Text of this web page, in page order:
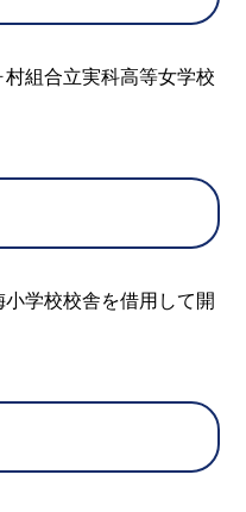
組合立実科高等女学校
学校校舎を借用して開